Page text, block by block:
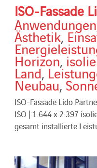
ISO-Fassade
Anwendungen
Ästhetik,
Horizon,
Land,
Neubau,
ISO-Fassade Lido
ISO | 1.644 x 2.397
gesamt installierte